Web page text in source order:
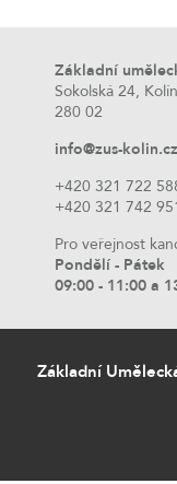
Základní
Sokolská 24,
280 02
info@zus-kolin.cz
+420 321 722
+420 321 742
Pro veřejnost
Pondělí - Pátek
09:00 - 11:00 a
Základní